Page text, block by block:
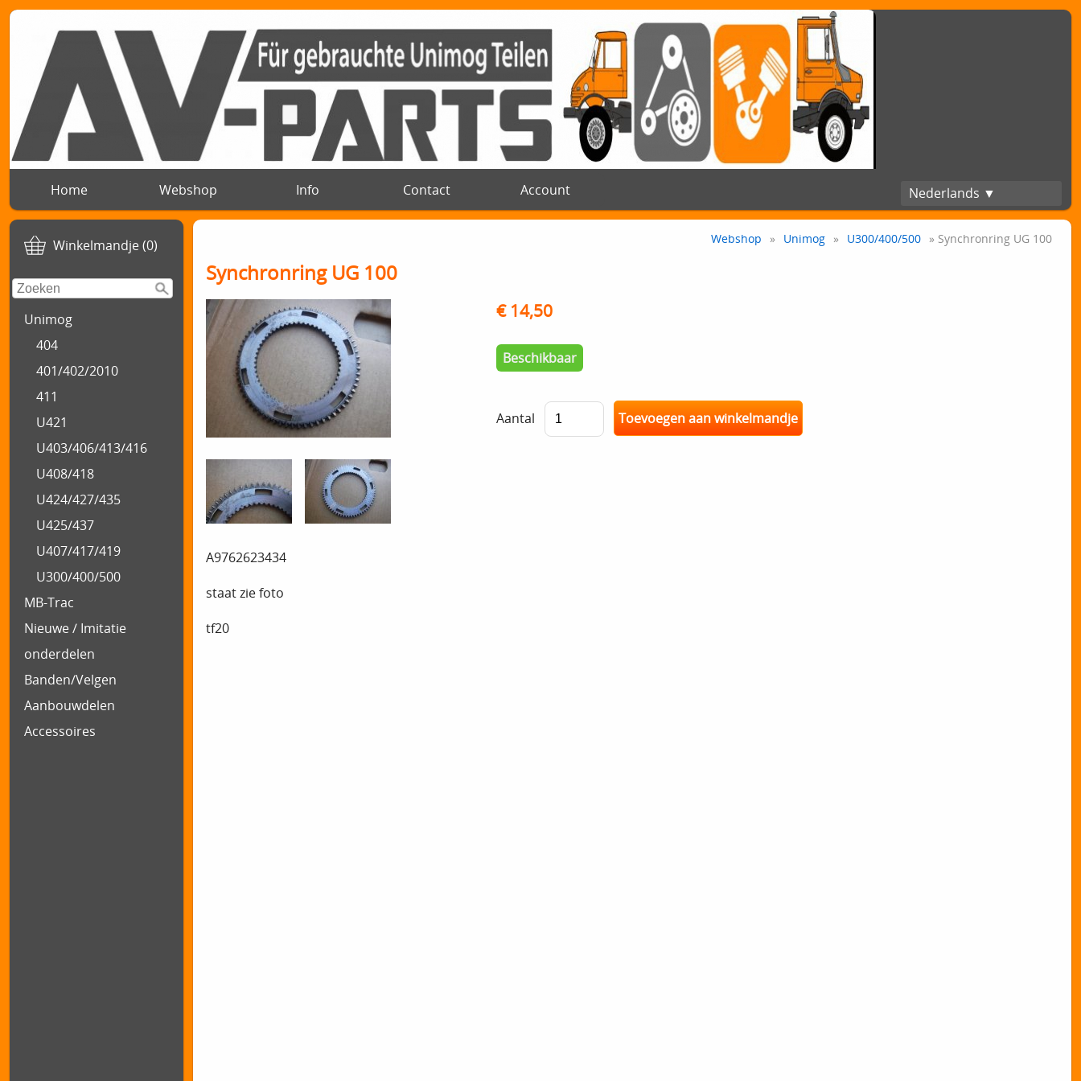
Nederlands ▼
Home Webshop Info Contact Account
Winkelmandje (0)
Unimog
404
401/402/2010
411
U421
U403/406/413/416
U408/418
U424/427/435
U425/437
U407/417/419
U300/400/500
MB-Trac
Nieuwe / Imitatie
onderdelen
Banden/Velgen
Aanbouwdelen
Accessoires
Webshop » Unimog » U300/400/500 » Synchronring UG 100
Synchronring UG 100
€ 14,50
Beschikbaar
Aantal
A9762623434
staat zie foto
tf20